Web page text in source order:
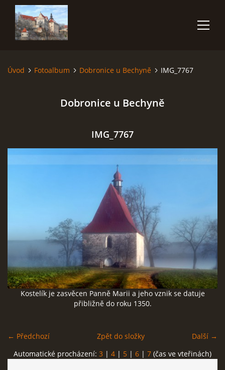
ÚVOD
JAK FOTOGRAFOVAT BLESKY
NÁVŠTĚVNÍ KNIHA
Milan Hořejší
Úvod Fotoalbum Dobronice u Bechyně IMG_7767
Dobronice u Bechyně
IMG_7767
Kostelík je zasvěcen Panně Marii a jeho vznik se datuje
přibližně do roku 1350.
← Předchozí Další →
Zpět do složky
Automatické procházení: 3 | 4 | 5 | 6 | 7 (čas ve vteřinách)